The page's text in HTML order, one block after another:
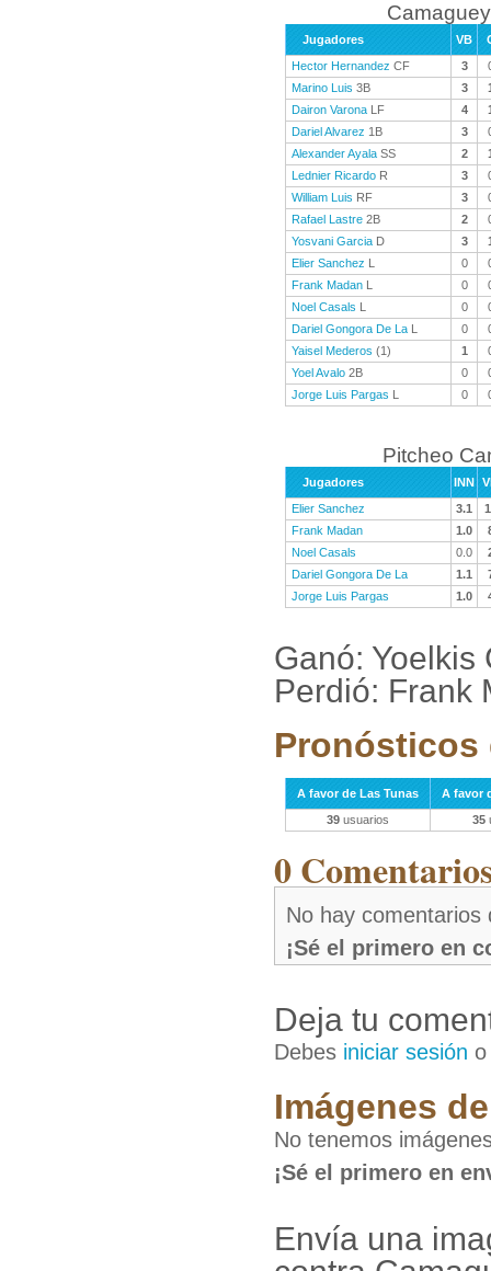
Jugadores VB
Hector Hernandez CF 3
Marino Luis 3B 3
Dairon Varona LF 4
Dariel Alvarez 1B 3
Alexander Ayala SS 2
Lednier Ricardo R 3
William Luis RF 3
Rafael Lastre 2B 2
Yosvani Garcia D 3
Elier Sanchez L 0
Frank Madan L 0
Noel Casals L 0
Dariel Gongora De La L 0
Yaisel Mederos (1) 1
Yoel Avalo 2B 0
Jorge Luis Pargas L 0
Pitcheo
Jugadores INN
Elier Sanchez
3.1
Frank Madan
1.0
Noel Casals
0.0
Dariel Gongora De La
1.1
Jorge Luis Pargas
1.0
Ganó: Yoelkis
Perdió: Frank
Pronósticos
A favor de Las Tunas
A favor
39 usuarios 35
0
No hay comentarios
¡Sé el primero en
Deja tu
Debes iniciar sesión
Imágenes
No tenemos
¡Sé el primero en
Envía una